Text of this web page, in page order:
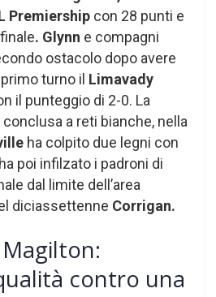
Premiership con 28 punti e
. Glynn e compagni
ostacolo dopo avere
turno il Limavady
il punteggio di 2-0. La
a reti bianche, nella
ha colpito due legni con
poi infilzato i padroni di
dal limite dell’area
diciassettenne Corrigan.
contro una